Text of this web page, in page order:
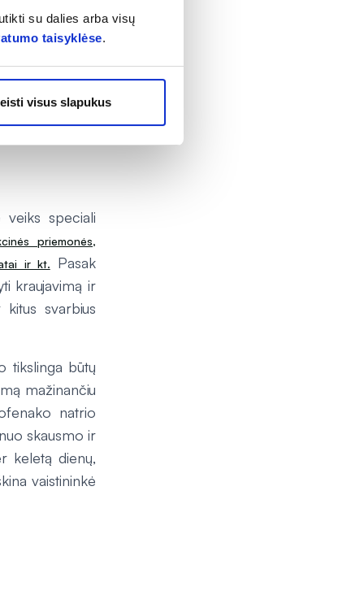
su dalies arba visų
taisyklėse.
visus slapukus
dehidratacijos
pėdsakų,
vėmimas –
speciali
priemonės,
ir kt.
Pasak
kraujavimą ir
svarbius
tikslinga būtų
mažinančiu
natrio
skausmo ir
keletą dienų,
vaistininkė